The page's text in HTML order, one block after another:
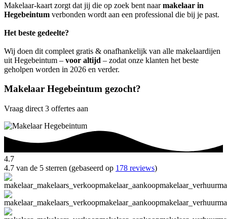
Makelaar-kaart zorgt dat jij die op zoek bent naarmakelaar in
Hegebeintum verbonden wordt aan een professional die bij je past.
Het beste gedeelte?
Wij doen dit compleet gratis & onafhankelijk van alle makelaardijen
uit Hegebeintum – voor altijd – zodat onze klanten het beste
geholpen worden in 2026 en verder.
Makelaar Hegebeintum gezocht?
Vraag direct 3 offertes aan
4.7
4.7 van de 5 sterren (gebaseerd op 178 reviews)